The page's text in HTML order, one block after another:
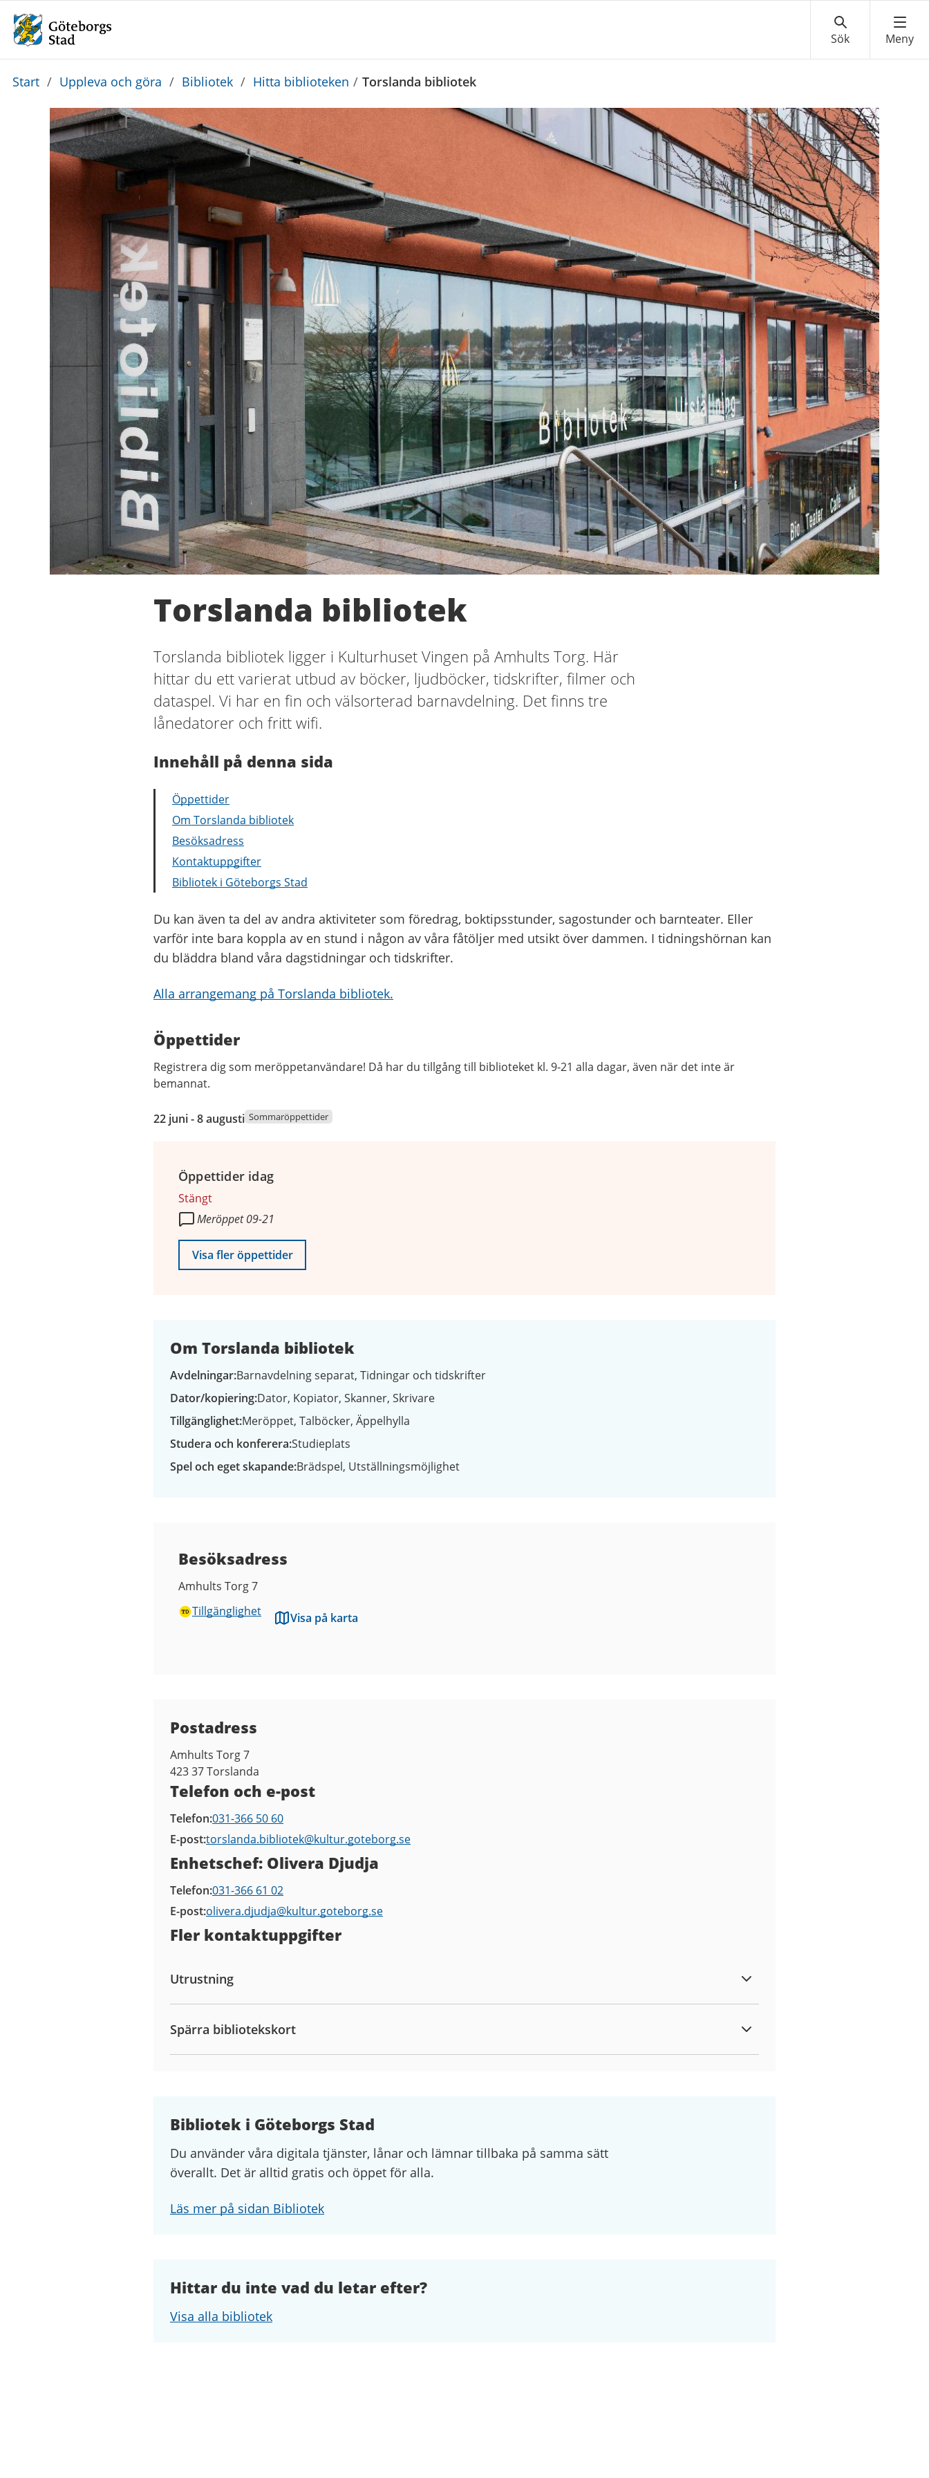
Du
Start / Uppleva och göra / Bibliotek / Hitta biblioteken / Torslanda bibliotek
Torslanda bibliotek
Torslanda bibliotek ligger i Kulturhuset Vingen på Amhults Torg. Här
hittar du ett varierat utbud av böcker, ljudböcker, tidskrifter, filmer och
dataspel. Vi har en fin och välsorterad barnavdelning. Det finns tre
lånedatorer och fritt wifi.
Innehåll på denna sida
Öppettider
Om Torslanda bibliotek
Besöksadress
Kontaktuppgifter
Bibliotek i Göteborgs Stad
Du kan även ta del av andra aktiviteter som föredrag, boktipsstunder, sagostunder och barnteater. Eller
varför inte bara koppla av en stund i någon av våra fåtöljer med utsikt över dammen. I tidningshörnan kan
du bläddra bland våra dagstidningar och tidskrifter.
Alla arrangemang på Torslanda bibliotek.
Öppettider
Registrera dig som meröppetanvändare! Då har du tillgång till biblioteket kl. 9-21 alla dagar, även när det inte är
bemannat.
22
juni
augusti
22 juni - 8 augusti Sommaröppettider
Öppettider idag
Stängt
Meröppet 09-21
Visa fler öppettider
Om Torslanda bibliotek
Avdelningar Barnavdelning separat Tidningar och tidskrifter
Dator/kopiering Dator Kopiator Skanner Skrivare
Tillgänglighet Meröppet Talböcker Äppelhylla
Studera och konferera Studieplats
Spel och eget skapande Brädspel Utställningsmöjlighet
Besöksadress
Amhults Torg 7
Tillgänglighet
Visa på karta
Postadress
Amhults Torg 7
423 37Torslanda
Telefon och e-post
Telefon 031-366 50 60
E-posttorslanda.bibliotek@kultur.goteborg.se
Enhetschef: Olivera Djudja
Telefon 031-366 61 02
E-post olivera.djudja@kultur.goteborg.se
Fler kontaktuppgifter
Utrustning
Spärra bibliotekskort
Bibliotek i Göteborgs Stad
Du använder våra digitala tjänster, lånar och lämnar tillbaka på samma sätt
överallt. Det är alltid gratis och öppet för alla.
Läs mer på sidan Bibliotek
Hittar du inte vad du letar efter?
Visa alla bibliotek